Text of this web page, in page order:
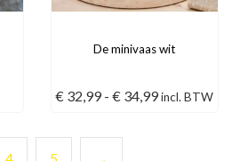
De minivaas wit
€ 32,99- € 34,99Prijsklasse:
incl. BTW